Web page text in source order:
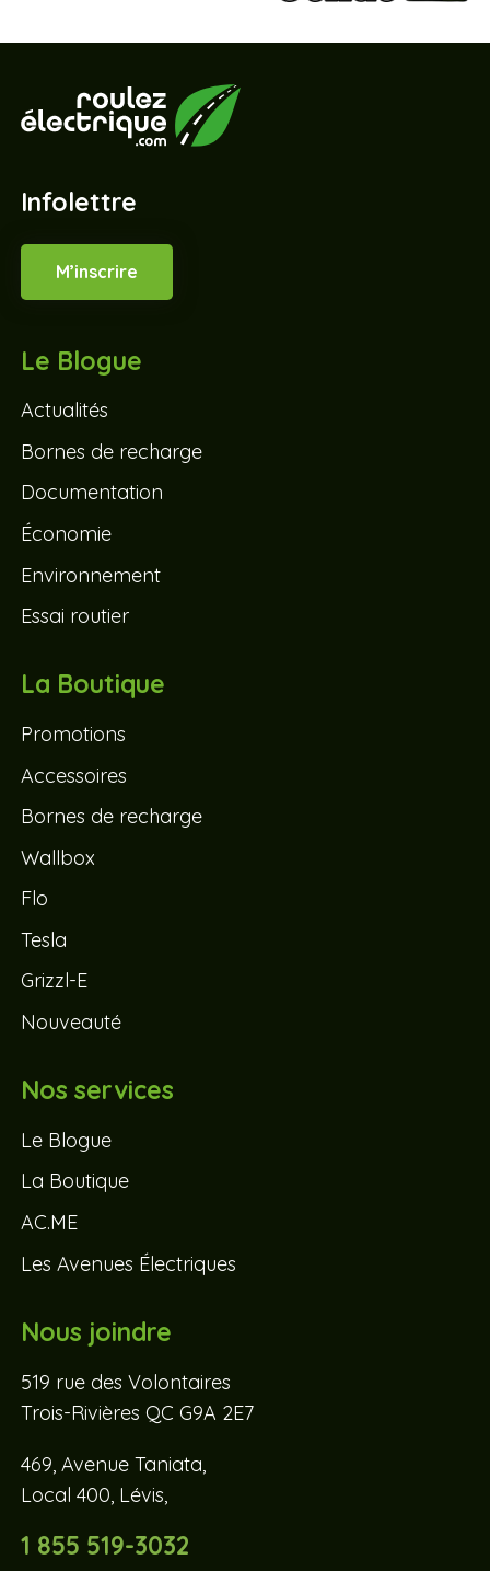
Infolettre
M’inscrire
Le Blogue
Actualités
Bornes de recharge
Documentation
Économie
Environnement
Essai routier
La Boutique
Promotions
Accessoires
Bornes de recharge
Wallbox
Flo
Tesla
Grizzl-E
Nouveauté
Nos services
Le Blogue
La Boutique
AC.ME
Les Avenues Électriques
Nous joindre
519 rue des Volontaires
Trois-Rivières QC G9A 2E7
469, Avenue Taniata,
Local 400, Lévis,
1 855 519-3032